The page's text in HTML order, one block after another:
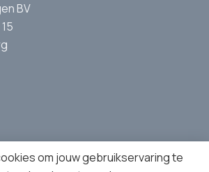
BV
om jouw gebruikservaring te